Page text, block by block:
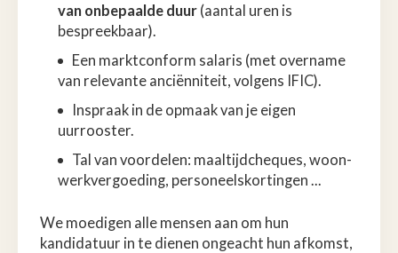
van onbepaalde duur (aantal uren is
bespreekbaar).
Een marktconform salaris (met overname
van relevante anciënniteit, volgens IFIC).
Inspraak in de opmaak van je eigen
uurrooster.
Tal van voordelen: maaltijdcheques, woon-
werkvergoeding, personeelskortingen ...
We moedigen alle mensen aan om hun
kandidatuur in te dienen ongeacht hun afkomst,